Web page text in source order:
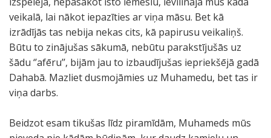
veikalā, lai nākot iepazīties ar viņa māsu. Bet kā
izrādījās tas nebija nekas cits, kā papirusu veikaliņš.
Būtu to zinājušas sākumā, nebūtu parakstījušās uz
šādu ‘’afēru’’, bijām jau to izbaudījušas iepriekšējā gadā
Dahabā. Mazliet dusmojāmies uz Muhamedu, bet tas ir
viņa darbs.
Beidzot esam tikušas līdz piramīdām, Muhameds mūs